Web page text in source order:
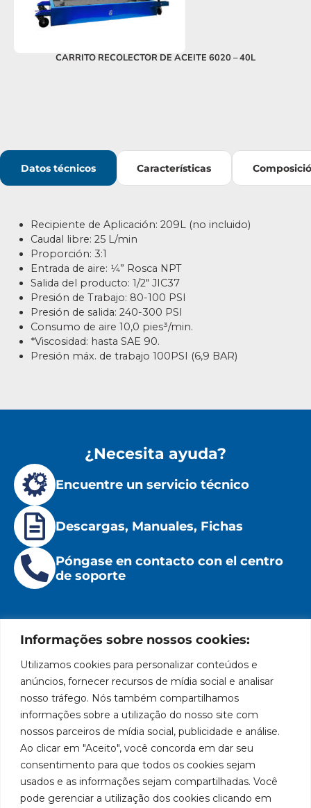
Informações sobre nossos cookies:
Utilizamos cookies para personalizar conteúdos e
anúncios, fornecer recursos de mídia social e analisar
nosso tráfego. Nós também compartilhamos
informações sobre a utilização do nosso site com
nossos parceiros de mídia social, publicidade e análise.
Ao clicar em "Aceito", você concorda em dar seu
consentimento para que todos os cookies sejam
usados e as informações sejam compartilhadas. Você
pode gerenciar a utilização dos cookies clicando em
CARRITO RECOLECTOR DE ACEITE 6020 – 40L
Datos técnicos Características
Recipiente de Aplicación: 209L (no incluido)
Caudal libre: 25 L/min
Proporción: 3:1
Entrada de aire: 1⁄4” Rosca NPT
Salida del producto: 1/2″ JIC37
Presión de Trabajo: 80-100 PSI
Presión de salida: 240-300 PSI
Consumo de aire 10,0 pies³/min.
*Viscosidad: hasta SAE 90.
Presión máx. de trabajo 100PSI (6,9 BAR)
¿Necesita ayuda?
Encuentre un servicio técnico
Descargas, Manuales, Fichas
Póngase en contacto con el centro
de soporte
Marca
líder
en
fabricación
de
equipos
para
lubricación
abastecimiento
Políticas
de
privacidad
Políticas
de
cookies
Institucional
Institucional
Centros de
Servicio
Autorizados
Sea un
Representante
Ubicación
Rua
931 – Anexo
Anita
Franchini,
50/96
Bairro: Santa
Terezinha
São Bernardo
Redes
sociales
LinkedIn
Instagram